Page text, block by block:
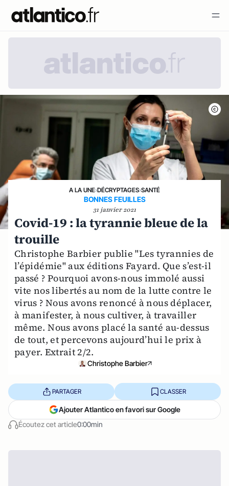
A LA UNE›DÉCRYPTAGES›SANTÉ
BONNES FEUILLES
31 janvier 2021
Covid-19 : la tyrannie bleue de la
trouille
Christophe Barbier publie "Les tyrannies de
l’épidémie" aux éditions Fayard. Que s’est-il
passé ? Pourquoi avons-nous immolé aussi
vite nos libertés au nom de la lutte contre le
virus ? Nous avons renoncé à nous déplacer,
à manifester, à nous cultiver, à travailler
même. Nous avons placé la santé au-dessus
de tout, et percevons aujourd’hui le prix à
payer. Extrait 2/2.
Christophe Barbier
Écoutez cet article0:00min
PARTAGER CLASSER
Ajouter Atlantico en favori sur Google